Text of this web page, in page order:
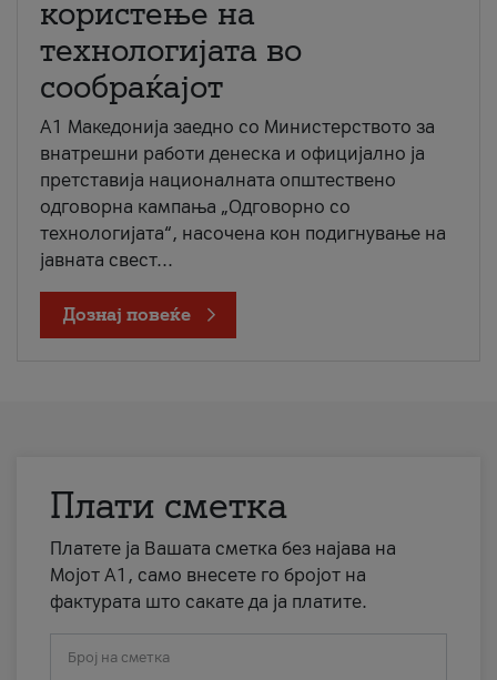
користење на
технологијата во
сообраќајот
A1 Македонија заедно со Министерството за
внатрешни работи денеска и официјално ја
претставија националната општествено
одговорна кампања „Одговорно со
технологијата“, насочена кон подигнување на
јавната свест...
Дознај повеќе
Плати сметка
Платете ја Вашата сметка без најава на
Мојот А1, само внесете го бројот на
фактурата што сакате да ја платите.
Број на сметка